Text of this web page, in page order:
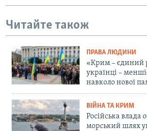
Читайте також
ПРАВА ЛЮДИНИ
«Крим – єдиний
українці –
навколо нової
ВІЙНА ТА КРИМ
Російська влада
морський шлях